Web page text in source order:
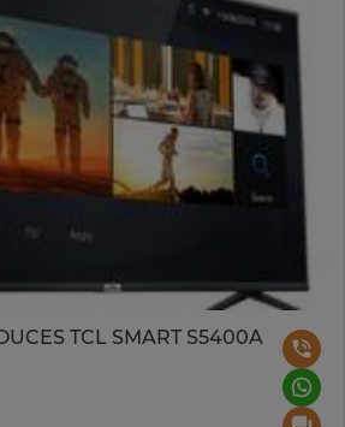
TCL SMART S5400A